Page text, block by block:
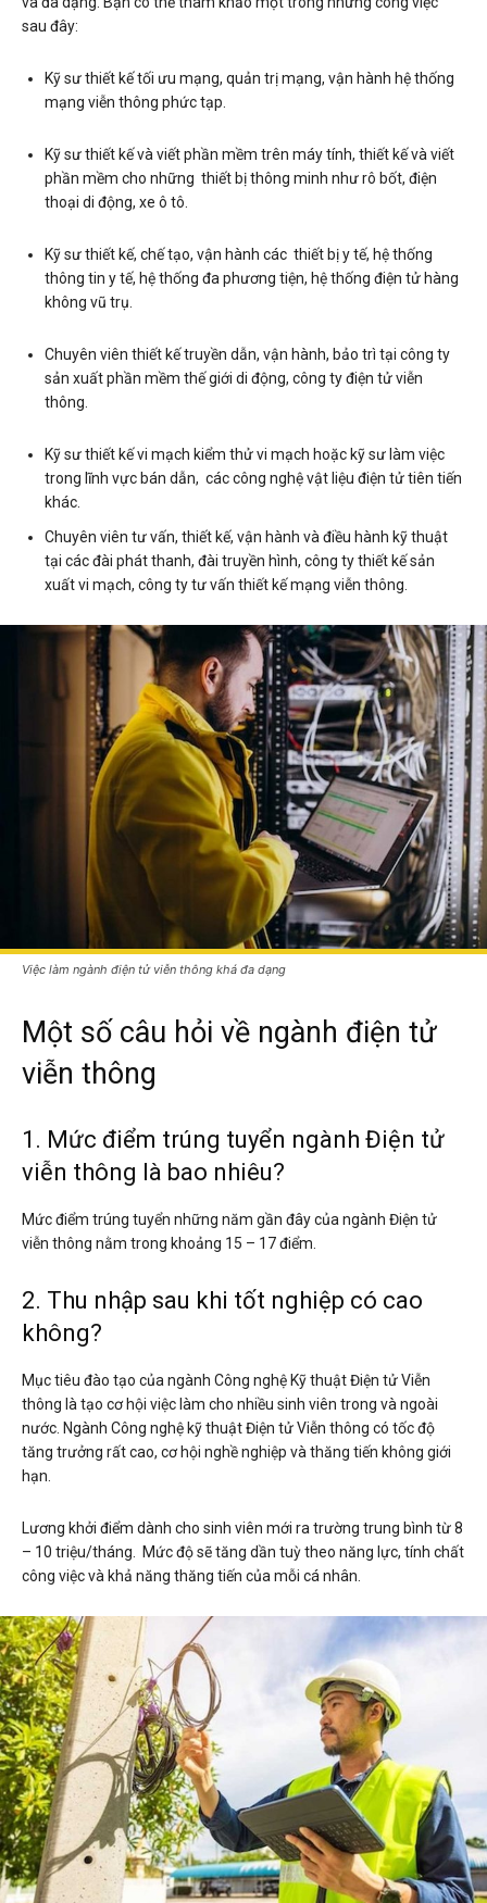
sau đây:
Kỹ sư thiết kế tối ưu mạng, quản trị mạng, vận hành hệ thống
mạng viễn thông phức tạp.
Kỹ sư thiết kế và viết phần mềm trên máy tính, thiết kế và viết
phần mềm cho những thiết bị thông minh như rô bốt, điện
thoại di động, xe ô tô.
Kỹ sư thiết kế, chế tạo, vận hành các thiết bị y tế, hệ thống
thông tin y tế, hệ thống đa phương tiện, hệ thống điện tử hàng
không vũ trụ.
Chuyên viên thiết kế truyền dẫn, vận hành, bảo trì tại công ty
sản xuất phần mềm thế giới di động, công ty điện tử viễn
thông.
Kỹ sư thiết kế vi mạch kiểm thử vi mạch hoặc kỹ sư làm việc
trong lĩnh vực bán dẫn, các công nghệ vật liệu điện tử tiên tiến
khác.
Chuyên viên tư vấn, thiết kế, vận hành và điều hành kỹ thuật
tại các đài phát thanh, đài truyền hình, công ty thiết kế sản
xuất vi mạch, công ty tư vấn thiết kế mạng viễn thông.
Việc làm ngành điện tử viễn thông khá đa dạng
Một số câu hỏi về ngành điện tử
viễn thông
1. Mức điểm trúng tuyển ngành Điện tử
viễn thông là bao nhiêu?
Mức điểm trúng tuyển những năm gần đây của ngành Điện tử
viễn thông nằm trong khoảng 15 – 17 điểm.
2. Thu nhập sau khi tốt nghiệp có cao
không?
Mục tiêu đào tạo của ngành Công nghệ Kỹ thuật Điện tử Viễn
thông là tạo cơ hội việc làm cho nhiều sinh viên trong và ngoài
nước. Ngành Công nghệ kỹ thuật Điện tử Viễn thông có tốc độ
tăng trưởng rất cao, cơ hội nghề nghiệp và thăng tiến không giới
hạn.
Lương khởi điểm dành cho sinh viên mới ra trường trung bình từ 8
– 10 triệu/tháng. Mức độ sẽ tăng dần tuỳ theo năng lực, tính chất
công việc và khả năng thăng tiến của mỗi cá nhân.